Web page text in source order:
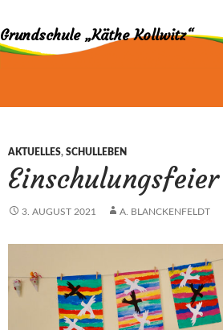
Grundschule „Käthe Kollwitz“
AKTUELLES, SCHULLEBEN
3. AUGUST 2021 A. BLANCKENFELDT